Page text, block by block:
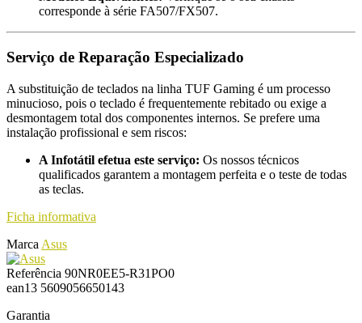
corresponde à série FA507/FX507.
Serviço de Reparação Especializado
A substituição de teclados na linha TUF Gaming é um processo
minucioso, pois o teclado é frequentemente rebitado ou exige a
desmontagem total dos componentes internos. Se prefere uma
instalação profissional e sem riscos:
A Infotátil efetua este serviço: Os nossos técnicos
qualificados garantem a montagem perfeita e o teste de todas
as teclas.
Ficha informativa
Marca Asus
Referência 90NR0EE5-R31PO0
ean13 5609056650143
Garantia